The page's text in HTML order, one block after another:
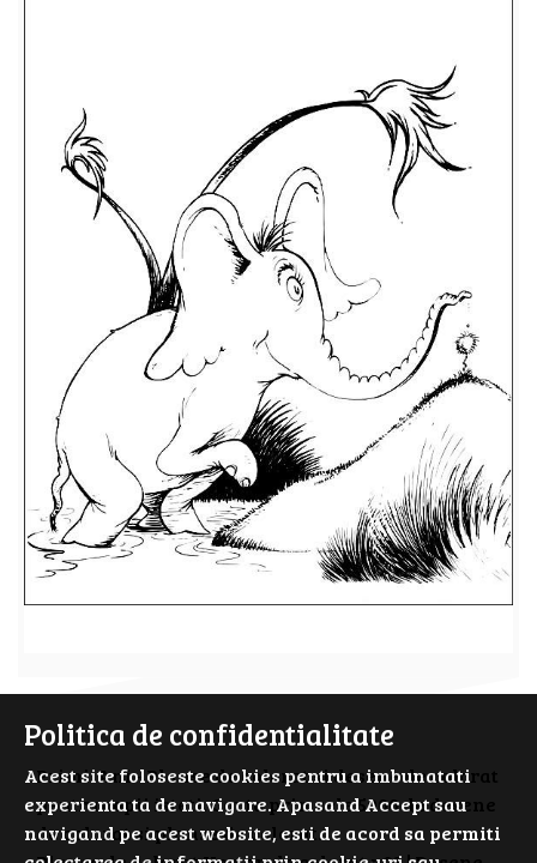
PrimiiAni - Planse de colorat si desene de colorat
pentru copii isteti. Cauta prin cele 5000 de desene
de colorat si planse de colorat.
Politica de confidentialitate
Acest site foloseste cookies pentru a imbunatati
experienta ta de navigare. Apasand Accept sau
navigand pe acest website, esti de acord sa permiti